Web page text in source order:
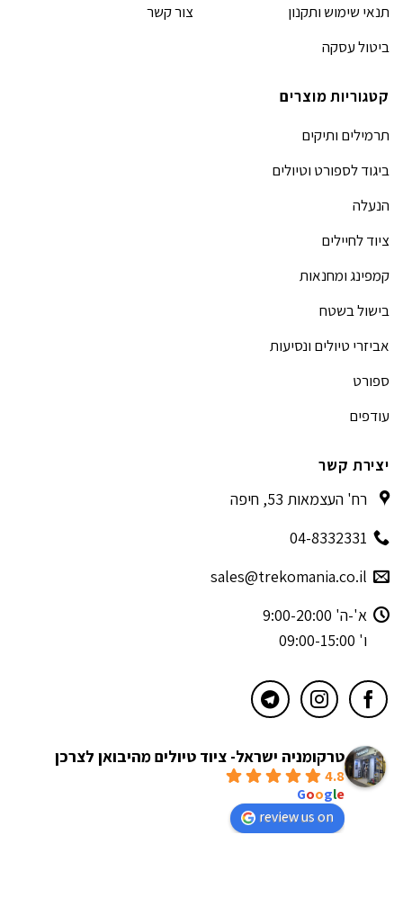
תנאי שימוש ותקנון
ביטול עסקה
צור קשר
קטגוריות מוצרים
תרמילים ותיקים
ביגוד לספורט וטיולים
הנעלה
ציוד לחיילים
קמפינג ומחנאות
בישול בשטח
אביזרי טיולים ונסיעות
ספורט
עודפים
יצירת קשר
רח' העצמאות 53, חיפה
04-8332331
sales@trekomania.co.il
א'-ה' 9:00-20:00
ו' 09:00-15:00
טרקומניה ישראל- ציוד טיולים מהיבואן לצרכן
4.8
Google
review us on